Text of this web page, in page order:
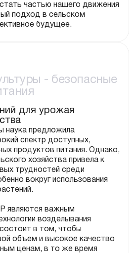
частью нашего движения
подход в сельском
будущее.
- безопасные
для урожая
наука предложила
спектр доступных,
продуктов питания. Однако,
хозяйства привела к
трудностей среди
вокруг использования
являются важным
возделывания
в том, чтобы
объем и высокое качество
ценам, в то же время